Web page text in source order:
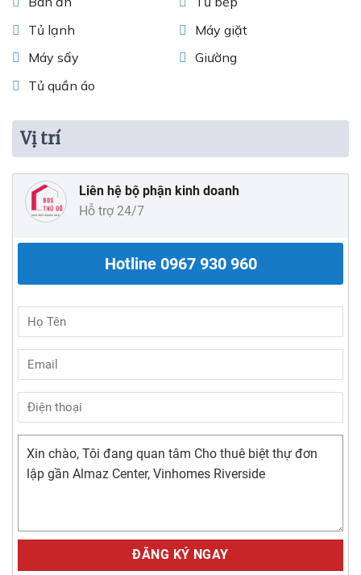
Tủ lạnh
Máy giặt
Máy sấy
Giường
Tủ quần áo
Vị trí
Liên hệ bộ phận kinh doanh
Hỗ trợ 24/7
Hotline 0967 930 960